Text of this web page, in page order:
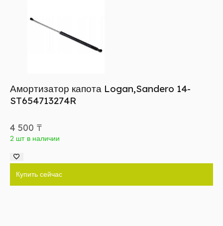
Амортизатор капота Logan,Sandero 14-
ST654713274R
4 500 ₸
2 шт в наличии
Купить сейчас